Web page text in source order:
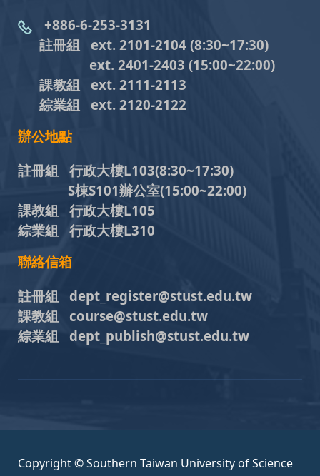
+886-6-253-3131
註冊組 ext. 2101-2104 (8:30~17:30)
ext. 2401-2403 (15:00~22:00)
課教組 ext. 2111-2113
綜業組
ext. 2120-2122
辦公地點
註冊組 行政大樓L103(8:30~17:30)
S棟S101辦公室(15:00~22:00)
課教組 行政大樓L105
綜業組 行政大樓L310
聯絡信箱
註冊組 dept_register@stust.edu.tw
課教組 course@stust.edu.tw
綜業組 dept_publish@stust.edu.tw
Copyright © Southern Taiwan University of Science